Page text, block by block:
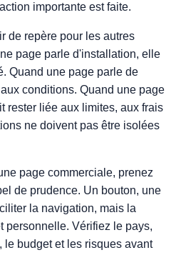
importante est faite.
de repère pour les autres
page parle d'installation, elle
Quand une page parle de
conditions. Quand une page
rester liée aux limites, aux frais
ne doivent pas être isolées
page commerciale, prenez
de prudence. Un bouton, une
la navigation, mais la
personnelle. Vérifiez le pays,
le budget et les risques avant